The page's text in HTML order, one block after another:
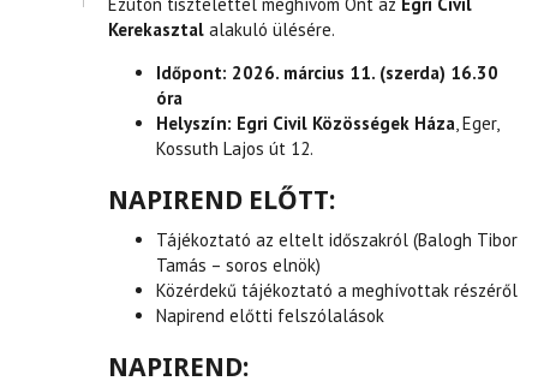
Kerekasztal alakuló ülésére.
Időpont: 2026. március 11. (szerda) 16.30
óra
Helyszín: Egri Civil Közösségek Háza, Eger,
Kossuth Lajos út 12.
NAPIREND ELŐTT:
Tájékoztató az eltelt időszakról (Balogh Tibor
Tamás – soros elnök)
Közérdekű tájékoztató a meghívottak részéről
Napirend előtti felszólalások
NAPIREND: